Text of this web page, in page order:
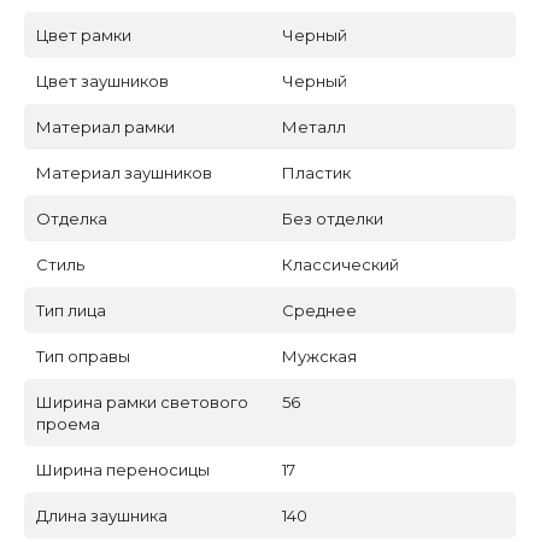
Цвет рамки Черный
Цвет заушников Черный
Материал рамки Металл
Материал заушников Пластик
Отделка Без отделки
Стиль Классический
Тип лица Среднее
Тип оправы Мужская
Ширина рамки светового
проема
56
Ширина переносицы 17
Длина заушника 140